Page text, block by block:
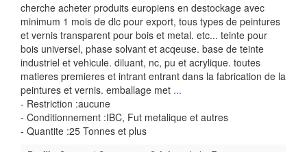
cherche acheter produits europiens en destockage avec
minimum 1 mois de dlc pour export, tous types de peintures
et vernis transparent pour bois et metal. etc... teinte pour
bois universel, phase solvant et acqeuse. base de teinte
industriel et vehicule. diluant, nc, pu et acrylique. toutes
matieres premieres et intrant entrant dans la fabrication de la
peintures et vernis. emballage met ...
- Restriction :aucune
- Conditionnement :IBC, Fut metalique et autres
- Quantite :25 Tonnes et plus